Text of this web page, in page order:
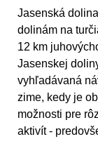
Jasenská
dolinám na
12 km
Jasenskej
vyhľadávaná
zime, kedy je
možnosti pre
aktivít -